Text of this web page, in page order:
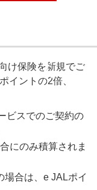
け保険を新規でご
イントの2倍、
ビスでのご契約の
にのみ積算されま
場合は、e JALポイ